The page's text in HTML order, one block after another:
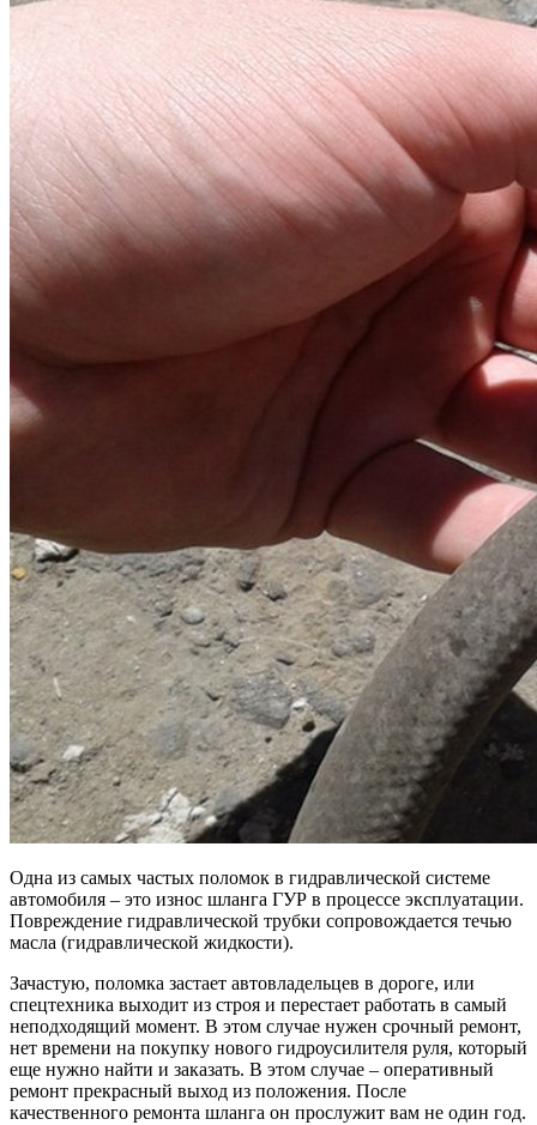
Одна из самых частых поломок в гидравлической системе
автомобиля – это износ шланга ГУР в процессе эксплуатации.
Повреждение гидравлической трубки сопровождается течью
масла (гидравлической жидкости).
Зачастую, поломка застает автовладельцев в дороге, или
спецтехника выходит из строя и перестает работать в самый
неподходящий момент. В этом случае нужен срочный ремонт,
нет времени на покупку нового гидроусилителя руля, который
еще нужно найти и заказать. В этом случае – оперативный
ремонт прекрасный выход из положения. После
качественного ремонта шланга он прослужит вам не один год.